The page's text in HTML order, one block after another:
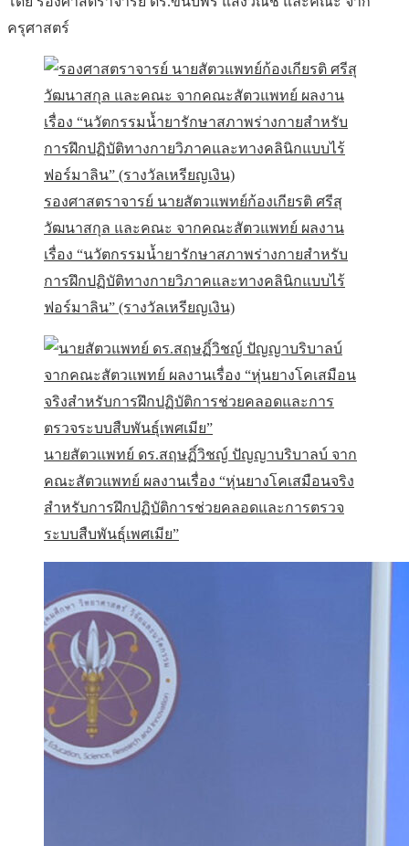
ครุศาสตร์
รองศาสตราจารย์ นายสัตวแพทย์ก้องเกียรติ ศรีสุ
วัฒนาสกุล และคณะ จากคณะสัตวแพทย์ ผลงาน
เรื่อง “นวัตกรรมน้ำยารักษาสภาพร่างกายสำหรับ
การฝึกปฏิบัติทางกายวิภาคและทางคลินิกแบบไร้
ฟอร์มาลิน” (รางวัลเหรียญเงิน)
นายสัตวแพทย์ ดร.สฤษฏิ์วิชญ์ ปัญญาบริบาลบ์ จาก
คณะสัตวแพทย์ ผลงานเรื่อง “หุ่นยางโคเสมือนจริง
สำหรับการฝึกปฏิบัติการช่วยคลอดและการตรวจ
ระบบสืบพันธุ์เพศเมีย”